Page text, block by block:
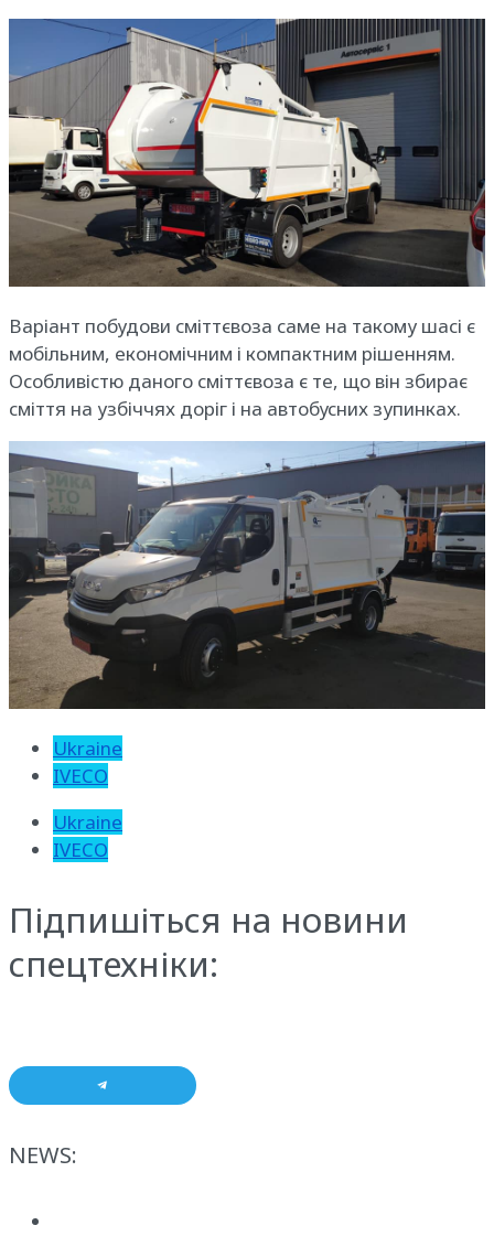
Варіант побудови сміттєвоза саме на такому шасі є
мобільним, економічним і компактним рішенням.
Особливістю даного сміттєвоза є те, що він збирає
сміття на узбіччях доріг і на автобусних зупинках.
Ukraine
IVECO
Ukraine
IVECO
Підпишіться на новини
спецтехніки:
NEWS: